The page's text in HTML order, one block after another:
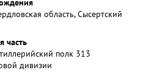
область, Сысертский
часть
полк 313
дивизии